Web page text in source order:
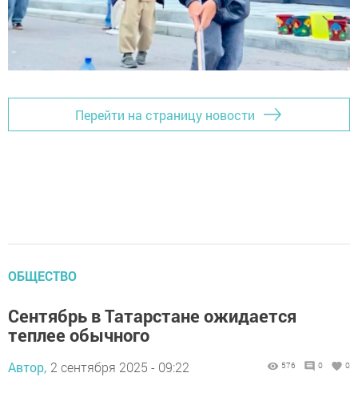
Перейти на страницу новости
ОБЩЕСТВО
Сентябрь в Татарстане ожидается
теплее обычного
Автор, 2 сентября 2025 - 09:22 576 0 0